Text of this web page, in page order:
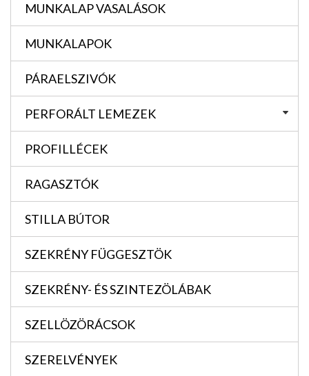
MUNKALAP VASALÁSOK
MUNKALAPOK
PÁRAELSZIVÓK
PERFORÁLT LEMEZEK
PROFILLÉCEK
RAGASZTÓK
STILLA BÚTOR
SZEKRÉNY FÜGGESZTÖK
SZEKRÉNY- ÉS SZINTEZÖLÁBAK
SZELLÖZÖRÁCSOK
SZERELVÉNYEK